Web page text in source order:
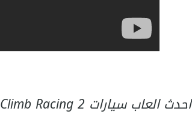
احدث العاب سيارات Hill Climb Racing 2